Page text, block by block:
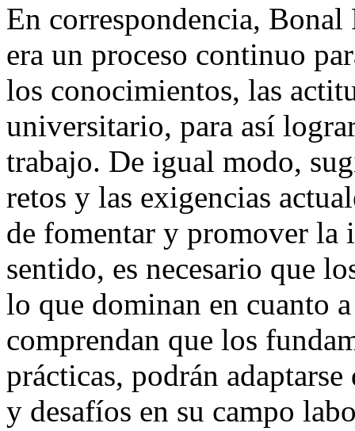
En correspondencia,
era un proceso continuo
los conocimientos, las
universitario, para así
trabajo. De igual modo,
retos y las exigencias
de fomentar y promover la
sentido, es necesario que
lo que dominan en cuanto
comprendan que los
prácticas, podrán
y desafíos en su campo